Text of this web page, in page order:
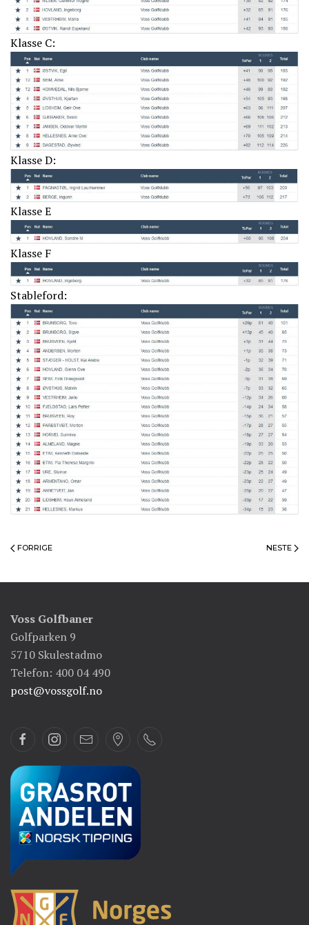
Klasse C:
Klasse D:
Klasse E
Klasse F
Stableford:
FORRIGE NESTE
Voss Golfbaner
Golfparken 9
5710 Skulestadmo
Telefon: 400 04 490
post@vossgolf.no